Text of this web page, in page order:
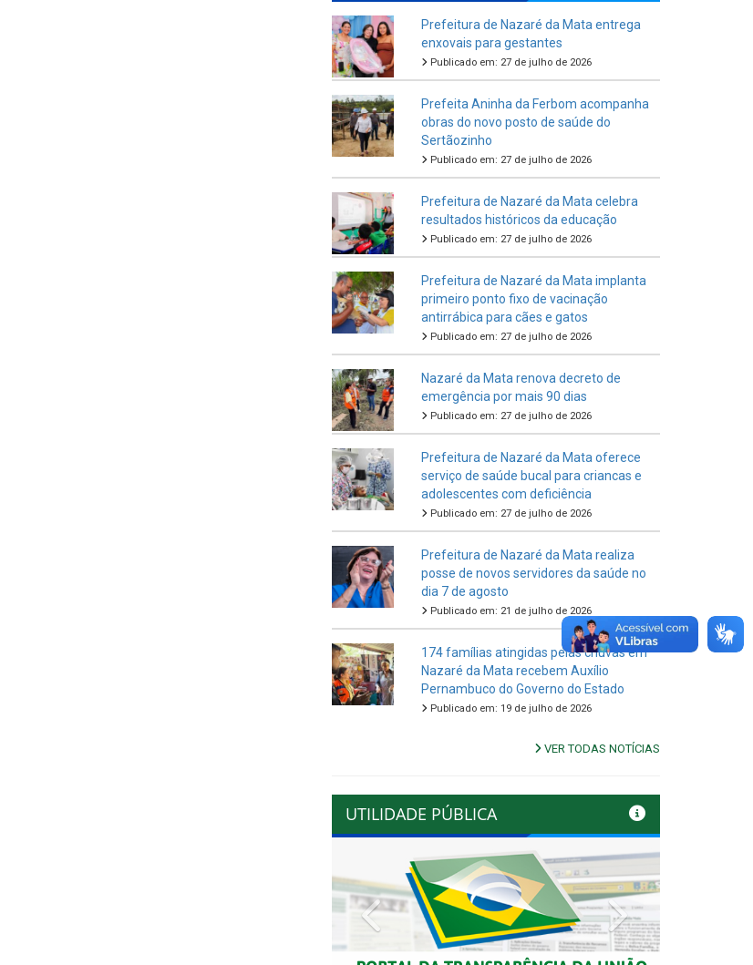
Prefeitura de Nazaré da Mata entrega
enxovais para gestantes
Publicado em: 27 de julho de 2026
Prefeita Aninha da Ferbom acompanha
obras do novo posto de saúde do
Sertãozinho
Publicado em: 27 de julho de 2026
Prefeitura de Nazaré da Mata celebra
resultados históricos da educação
Publicado em: 27 de julho de 2026
Prefeitura de Nazaré da Mata implanta
primeiro ponto fixo de vacinação
antirrábica para cães e gatos
Publicado em: 27 de julho de 2026
Nazaré da Mata renova decreto de
emergência por mais 90 dias
Publicado em: 27 de julho de 2026
Prefeitura de Nazaré da Mata oferece
serviço de saúde bucal para criancas e
adolescentes com deficiência
Publicado em: 27 de julho de 2026
Prefeitura de Nazaré da Mata realiza
posse de novos servidores da saúde no
dia 7 de agosto
Publicado em: 21 de julho de 2026
174 famílias atingidas pelas chuvas em
Nazaré da Mata recebem Auxílio
Pernambuco do Governo do Estado
Publicado em: 19 de julho de 2026
VER TODAS NOTÍCIAS
UTILIDADE PÚBLICA
Previous Next